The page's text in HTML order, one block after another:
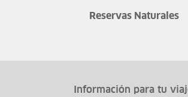
Reservas Naturales
Información para tu